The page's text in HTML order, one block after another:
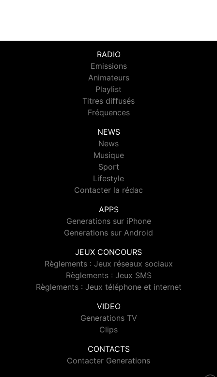
RADIO
Emissions
Animateurs
Playlist
Titres diffusés
Fréquences
NEWS
News
Musique
Sport
Lifestyle
Contacter la rédac
APPS
Generations sur iPhone
Generations sur Android
JEUX CONCOURS
Règlements : Jeux réseaux sociaux
Règlements : Jeux SMS
Règlements : Jeux téléphone et internet
VIDEO
Generations TV
Clips
CONTACTS
Contacter Generations